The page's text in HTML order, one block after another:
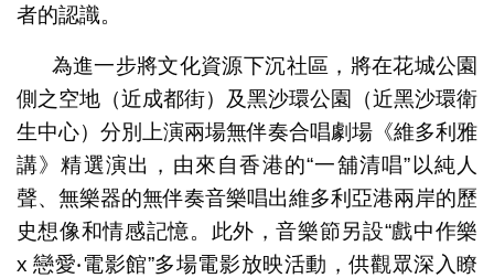
者的認識。
為進一步將文化資源下沉社區，將在花城公園
側之空地（近成都街）及黑沙環公園（近黑沙環衛
生中心）分別上演兩場無伴奏合唱劇場《維多利雅
講》精選演出，由來自香港的“一舖清唱”以純人
聲、無樂器的無伴奏音樂唱出維多利亞港兩岸的歷
史想像和情感記憶。此外，音樂節另設“戲中作樂
x 戀愛‧電影館”多場電影放映活動，供觀眾深入瞭